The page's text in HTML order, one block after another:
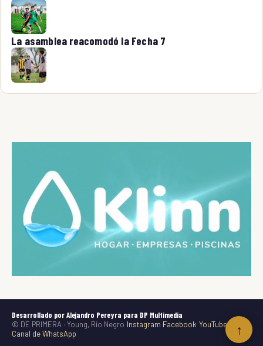
↑
La asamblea reacomodó la Fecha 7
Desarrollado por Alejandro Pereyra para DP Multimedia
© DE PRIMERA · Young, Río Negro Instagram Facebook YouTube
TikTok
Canal de WhatsApp